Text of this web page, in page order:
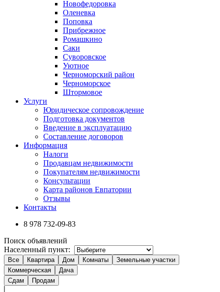
Новофедоровка
Оленевка
Поповка
Прибрежное
Ромашкино
Саки
Суворовское
Уютное
Черноморский район
Черноморское
Штормовое
Услуги
Юридическое сопровождение
Подготовка документов
Введение в эксплуатацию
Составление договоров
Информация
Налоги
Продавцам недвижимости
Покупателям недвижимости
Консультации
Карта районов Евпатории
Отзывы
Контакты
8 978 732-09-83
Поиск объявлений
Населенный пункт:
Все Квартира Дом Комнаты
Земельные участки
Коммерческая
Дача
Сдам
Продам